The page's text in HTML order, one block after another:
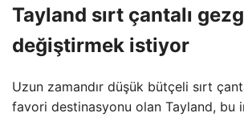
Tayland sırt çantalı
değiştirmek istiyor
Uzun zamandır düşük bütçeli sırt
favori destinasyonu olan Tayland, bu